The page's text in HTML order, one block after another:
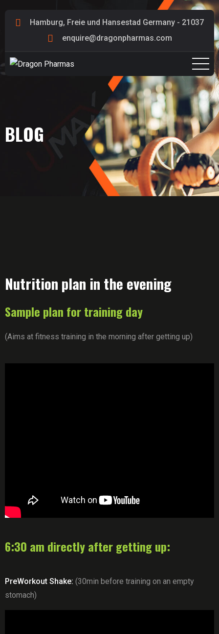
Hamburg, Freie und Hansestad Germany - 21037
enquire@dragonpharmas.com
BLOG
Nutrition plan in the evening
Sample plan for training day
(Aims at fitness training in the morning after getting up)
6:30 am directly after getting up:
PreWorkout Shake: (30min before training on an empty
stomach)